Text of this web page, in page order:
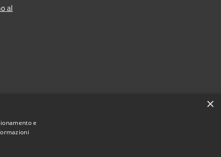
al
×
e